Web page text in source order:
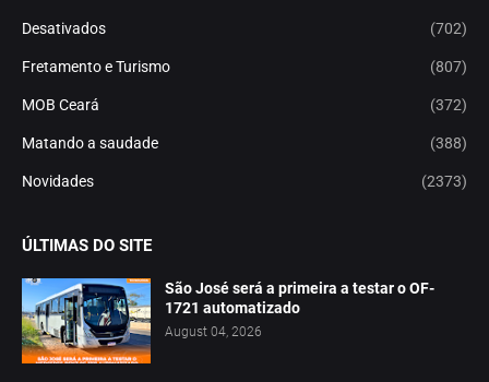
Desativados (702)
Fretamento e Turismo (807)
MOB Ceará (372)
Matando a saudade (388)
Novidades (2373)
ÚLTIMAS DO SITE
São José será a primeira a testar o OF-
1721 automatizado
August 04, 2026